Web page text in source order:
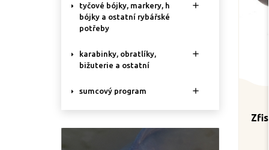
tyčové bójky, markery, h
bójky a ostatní rybářské
potřeby

karabinky, obratlíky,
bižuterie a ostatní

sumcový program 